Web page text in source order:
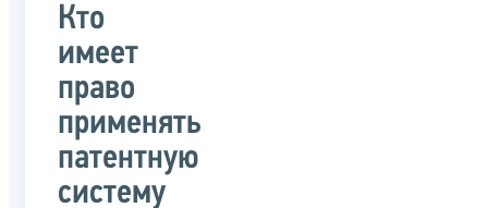
Кто
имеет
право
применять
патентную
систему